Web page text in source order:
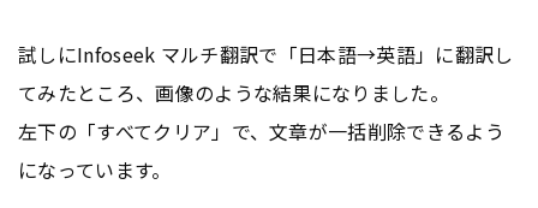
試しにInfoseek マルチ翻訳で「日本語→英語」に翻訳し
てみたところ、画像のような結果になりました。
左下の「すべてクリア」で、文章が一括削除できるよう
になっています。